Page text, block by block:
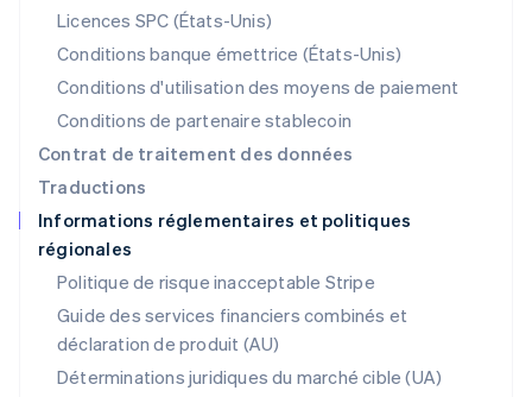
Licences SPC (États-Unis)
Conditions banque émettrice (États-Unis)
Conditions d'utilisation des moyens de paiement
Conditions de partenaire stablecoin
Contrat de traitement des données
Traductions
Informations réglementaires et politiques
régionales
Politique de risque inacceptable Stripe
Guide des services financiers combinés et
déclaration de produit (AU)
Déterminations juridiques du marché cible (UA)
English
Nouvelle-Zélande
Pays-Bas
NederlandsEnglish
Pologne
Portugal
PortuguêsEnglish
R.A.S. de Hong Kong, Chine
English 简体中文
République tchèque
English
Roumanie
English